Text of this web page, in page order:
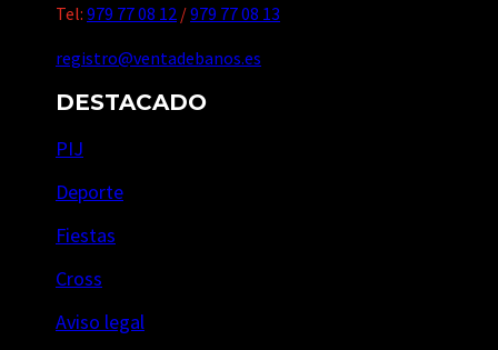
Tel: 979 77 08 12 /979 77 08 13
registro@ventadebanos.es
DESTACADO
PIJ
Deporte
Fiestas
Cross
Aviso legal